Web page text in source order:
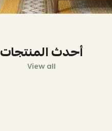
أحدث المنتجات
View all